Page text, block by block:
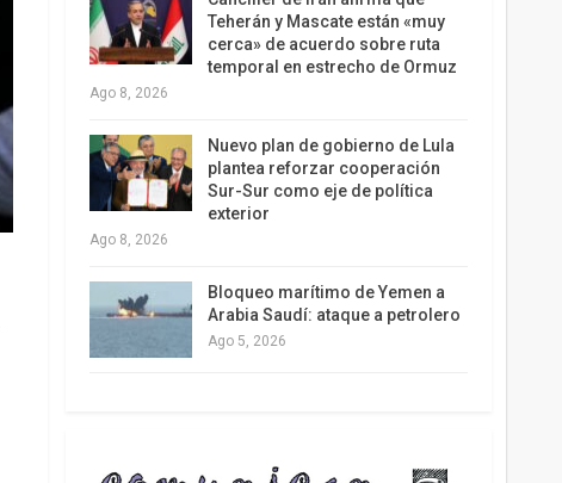
Teherán y Mascate están «muy
cerca» de acuerdo sobre ruta
temporal en estrecho de Ormuz
Ago 8, 2026
Nuevo plan de gobierno de Lula
plantea reforzar cooperación
Sur-Sur como eje de política
exterior
Ago 8, 2026
Bloqueo marítimo de Yemen a
Arabia Saudí: ataque a petrolero
Ago 5, 2026